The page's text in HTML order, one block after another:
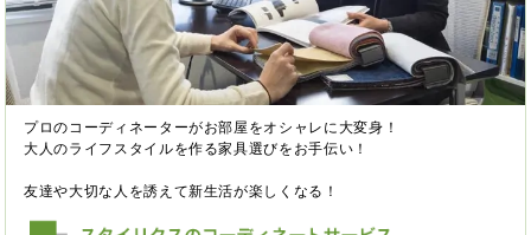
プロのコーディネーターがお部屋をオシャレに大変身！
大人のライフスタイルを作る家具選びをお手伝い！
友達や大切な人を誘えて新生活が楽しくなる！